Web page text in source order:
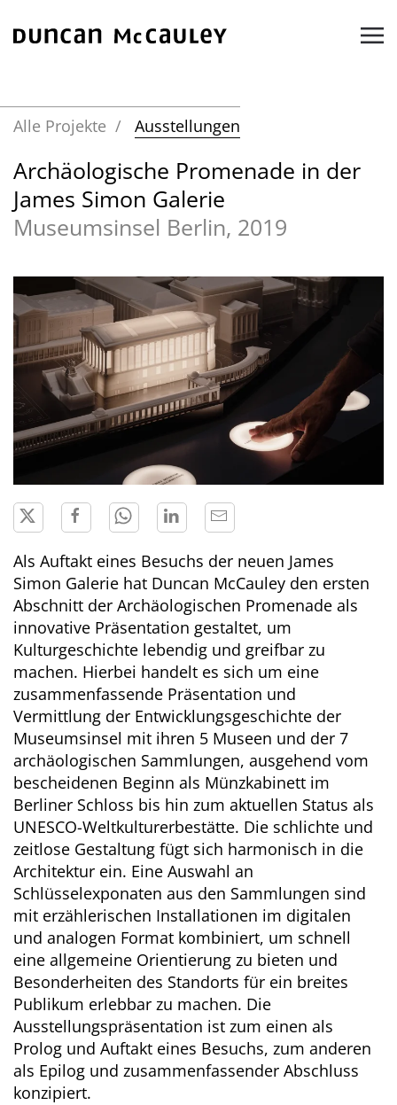
Zum Hauptinhalt springen
Alle Projekte Ausstellungen
Archäologische Promenade in der
James Simon Galerie
Museumsinsel Berlin, 2019
Als Auftakt eines Besuchs der neuen James
Simon Galerie hat Duncan McCauley den ersten
Abschnitt der Archäologischen Promenade als
innovative Präsentation gestaltet, um
Kulturgeschichte lebendig und greifbar zu
machen. Hierbei handelt es sich um eine
zusammenfassende Präsentation und
Vermittlung der Entwicklungsgeschichte der
Museumsinsel mit ihren 5 Museen und der 7
archäologischen Sammlungen, ausgehend vom
bescheidenen Beginn als Münzkabinett im
Berliner Schloss bis hin zum aktuellen Status als
UNESCO-Weltkulturerbestätte. Die schlichte und
zeitlose Gestaltung fügt sich harmonisch in die
Architektur ein. Eine Auswahl an
Schlüsselexponaten aus den Sammlungen sind
mit erzählerischen Installationen im digitalen
und analogen Format kombiniert, um schnell
eine allgemeine Orientierung zu bieten und
Besonderheiten des Standorts für ein breites
Publikum erlebbar zu machen. Die
Ausstellungspräsentation ist zum einen als
Prolog und Auftakt eines Besuchs, zum anderen
als Epilog und zusammenfassender Abschluss
konzipiert.